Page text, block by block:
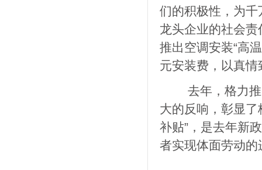
们的积极性，为
龙头企业的社会
推出空调安装“高
元安装费，以真
去年，格力推出
大的反响，彰显
补贴”，是去年新
者实现体面劳动